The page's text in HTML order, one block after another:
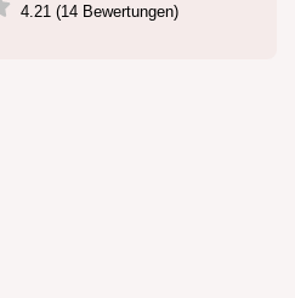
4.21 (14 Bewertungen)